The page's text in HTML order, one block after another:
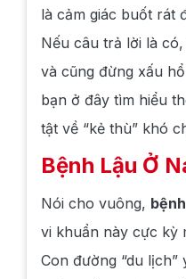
là cảm giác buốt rát
Nếu câu trả lời là
và cũng đừng xấu
bạn ở đây tìm hiểu
tật về “kẻ thù” khó
Bệnh Lậu Ở
Nói cho vuông,
vi khuẩn này cực kỳ
Con đường “du